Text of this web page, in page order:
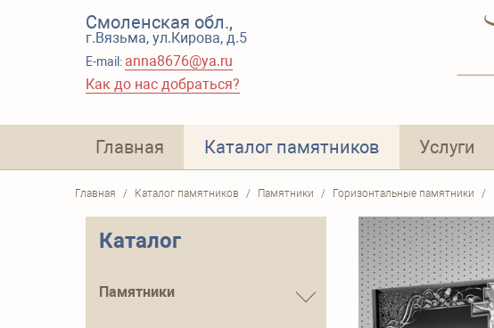
Смоленская обл.,
г.Вязьма, ул.Кирова, д.5
E-mail: anna8676@ya.ru
Как до нас добраться?
Главная Каталог памятников Услуги
Главная Каталог памятников Памятники Горизонтальные памятники
Каталог
Памятники